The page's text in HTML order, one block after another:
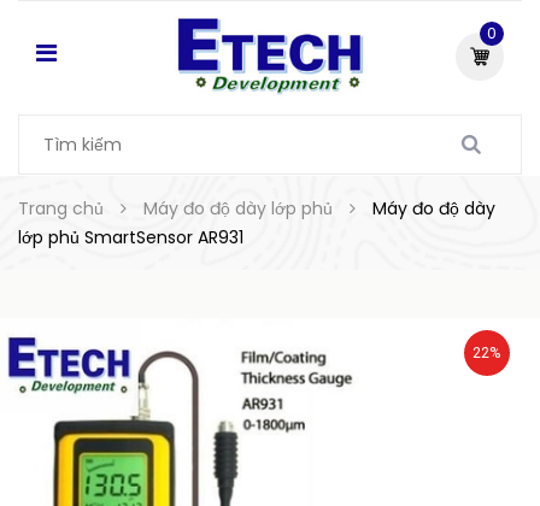
0
Trang chủ Máy đo độ dày lớp phủ
Máy đo độ dày
lớp phủ SmartSensor AR931
22%